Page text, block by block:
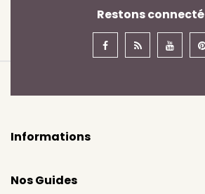
Restons connecté
Informations
Nos Guides